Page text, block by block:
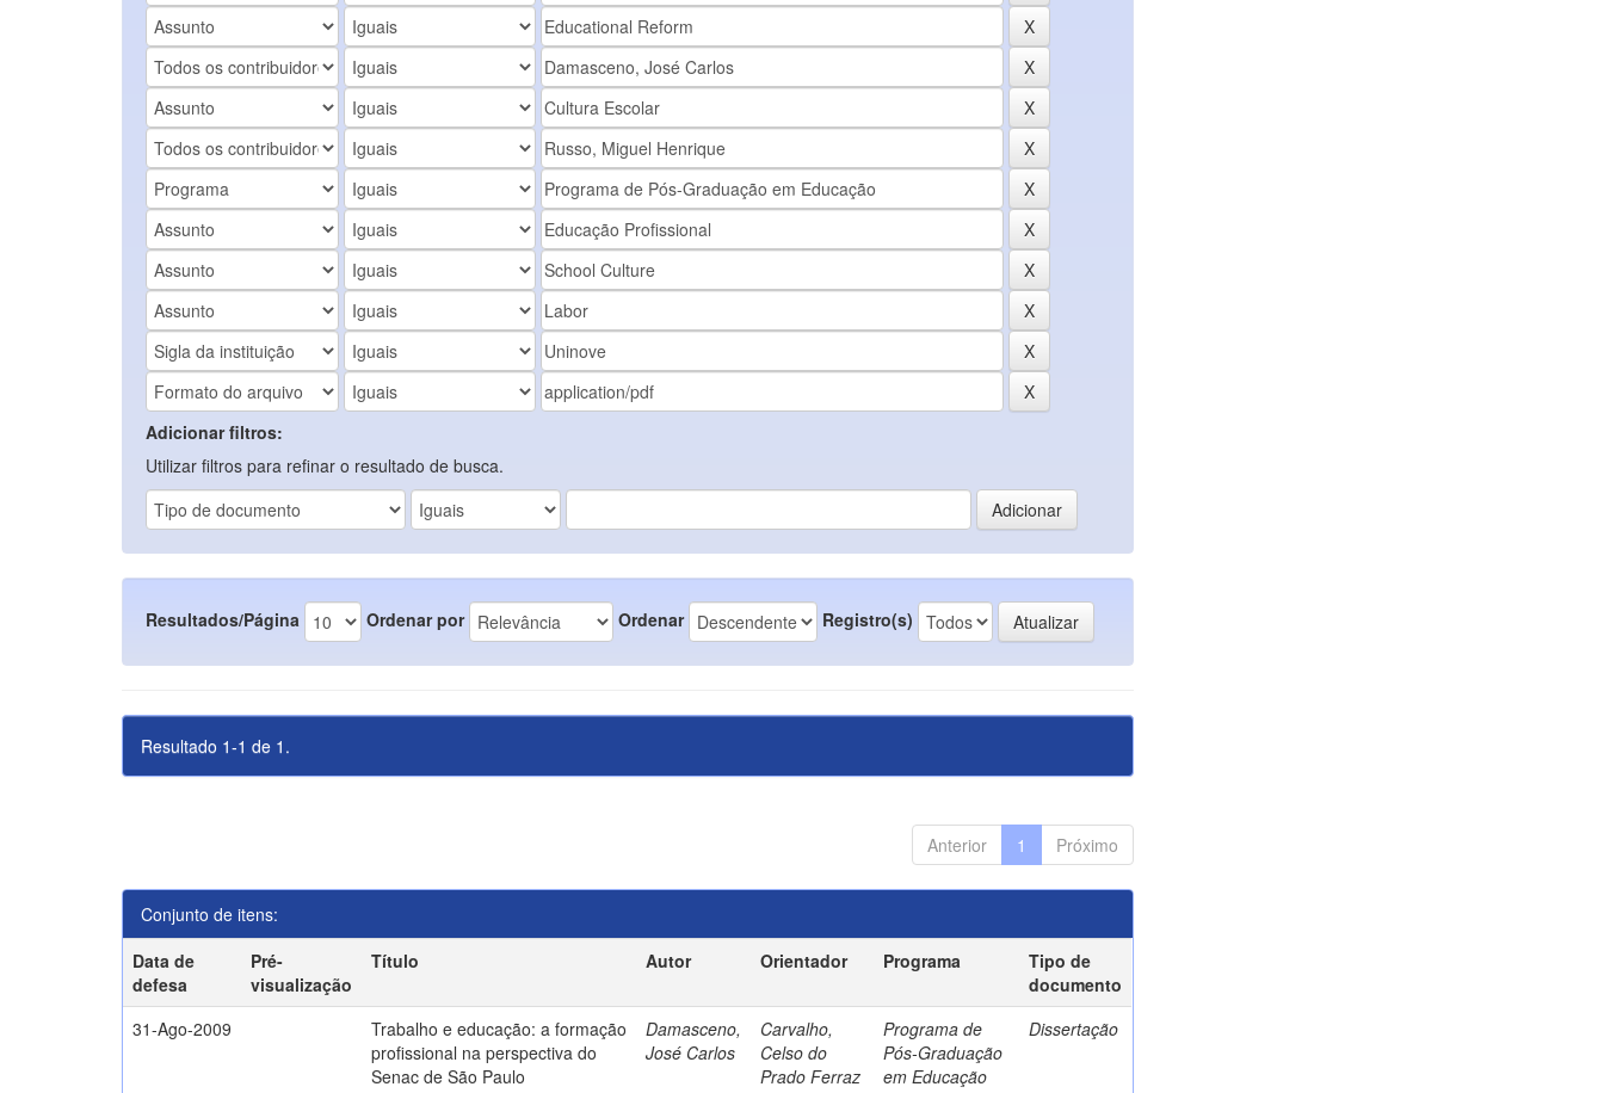
Adicionar filtros:
Utilizar filtros para refinar o resultado de busca.
Resultados/Página Ordenar por Ordenar Registro(s)
Resultado 1-1 de 1.
Anterior 1 Próximo
Conjunto de itens:
Data de
defesa
Pré-
visualização
Título Autor Orientador Programa
Tipo de
documento
31-Ago-2009
Trabalho e educação: a formação
profissional na perspectiva do
Senac de São Paulo
Damasceno,
José Carlos
Carvalho,
Celso do
Prado Ferraz
Programa de
Pós-Graduação
em Educação
Dissertação